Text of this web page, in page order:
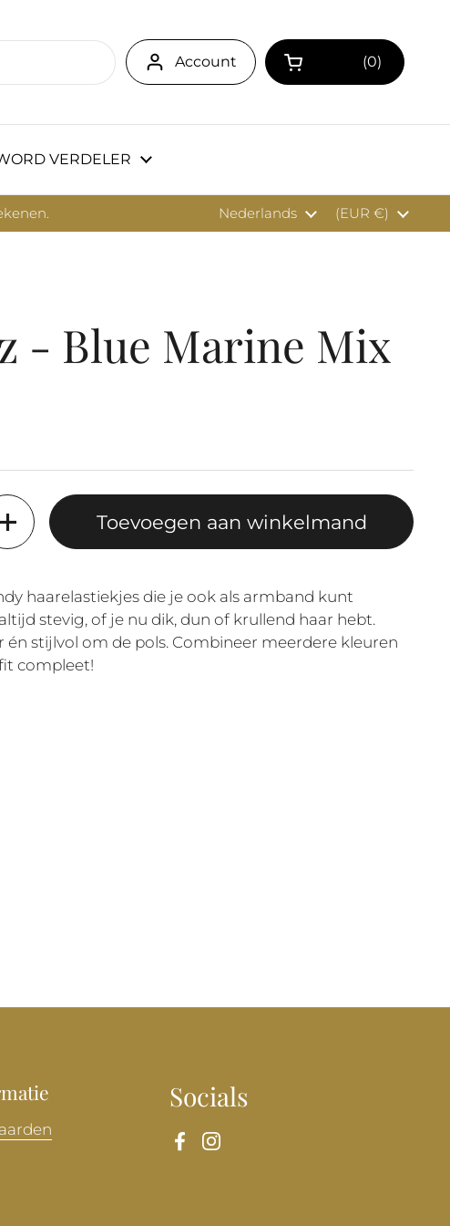
Account Winkelwagentje
0
VERDELER
Taal
Nederlands Land/region
(EUR €)
- Blue Marine Mix
Toevoegen aan winkelmand
haarelastiekjes die je ook als armband kunt
stevig, of je nu dik, dun of krullend haar hebt.
én stijlvol om de pols. Combineer meerdere kleuren
compleet!
Socials
Facebook
Instagram